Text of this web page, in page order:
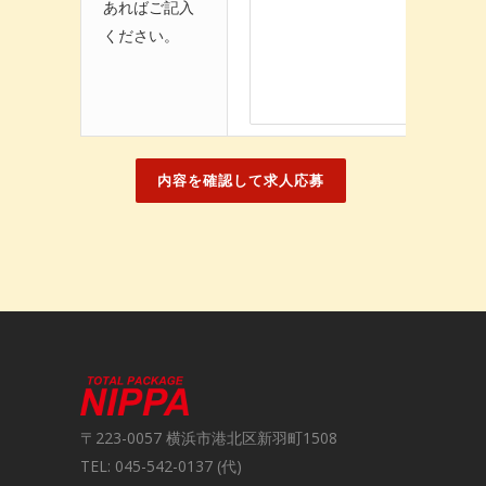
あればご記入
ください。
〒223-0057 横浜市港北区新羽町1508
TEL: 045-542-0137 (代)